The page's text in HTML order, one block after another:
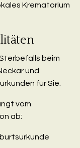
Krematorium
beim
und
für Sie.
vom
ab: